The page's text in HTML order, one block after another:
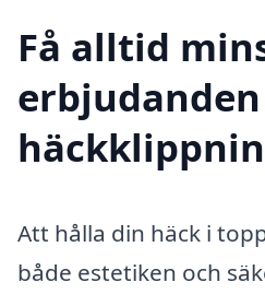
Få alltid
Att hålla din häck i
både estetiken och